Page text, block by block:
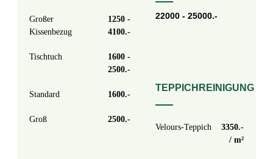
Großer
Kissenbezug
1250 -
4100
Tischtuch
1600 -
2500
Standard 1600
Groß 2500
22000 - 25000.-
TEPPICHREINIGUNG
Velours-Teppich
3350.-
/ m²